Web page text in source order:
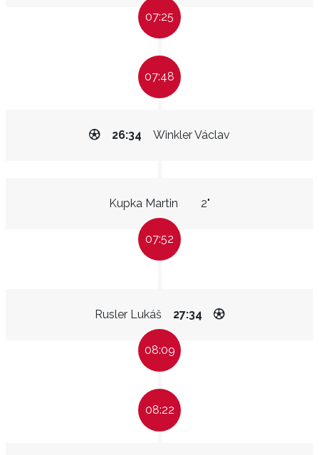
07:25
07:48
Winkler Václav
26:34
Kupka Martin 2"
07:52
Rusler Lukáš 27:34
08:09
08:22